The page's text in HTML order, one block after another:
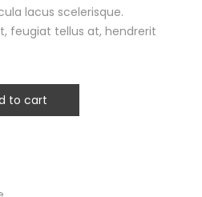
lacus scelerisque.
feugiat tellus at, hendrerit
to cart